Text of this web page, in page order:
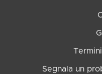
Segnala un